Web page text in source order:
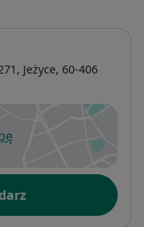
Jeżyce, 60-406
się w nowej karcie